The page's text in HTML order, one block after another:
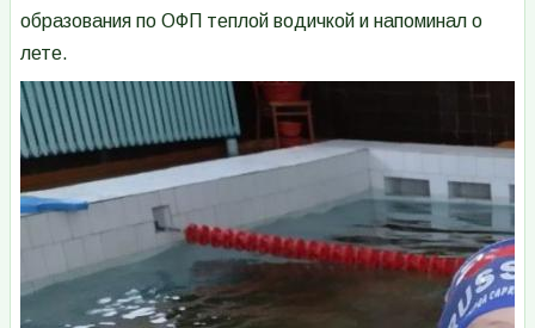
образования по ОФП теплой водичкой и напоминал о
лете.